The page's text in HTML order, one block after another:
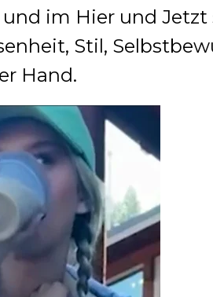
im Hier und Jetzt
Stil,
Hand.